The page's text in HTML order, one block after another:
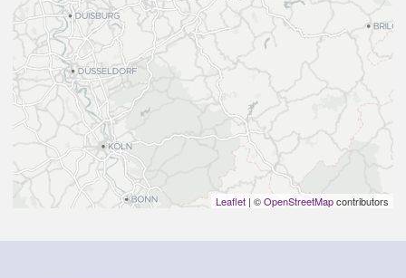
Leaflet | ©OpenStreetMapcontributors